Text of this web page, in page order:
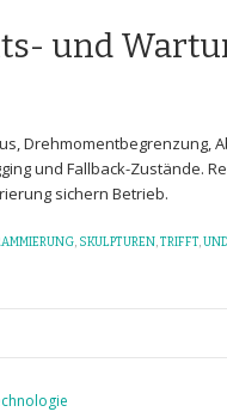
und
Drehmomentbegrenzung,
und Fallback-Zustände.⁢
sichern‍ Betrieb.
, SKULPTUREN,TRIFFT,